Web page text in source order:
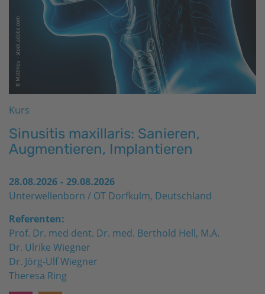
Kurs
Sinusitis maxillaris: Sanieren,
Augmentieren, Implantieren
28.08.2026 - 29.08.2026
Unterwellenborn / OT Dorfkulm, Deutschland
Referenten:
Prof. Dr. med dent. Dr. med. Berthold Hell, M.A.
Dr. Ulrike Wiegner
Dr. Jörg-Ulf Wiegner
Theresa Ring